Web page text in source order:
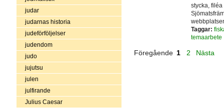
judar
judarnas historia
judeförföljelser
judendom
judo
jujutsu
julen
julfirande
Julius Caesar
stycka,
Taggar:
temaarbete
Föregående 1 2 Nästa